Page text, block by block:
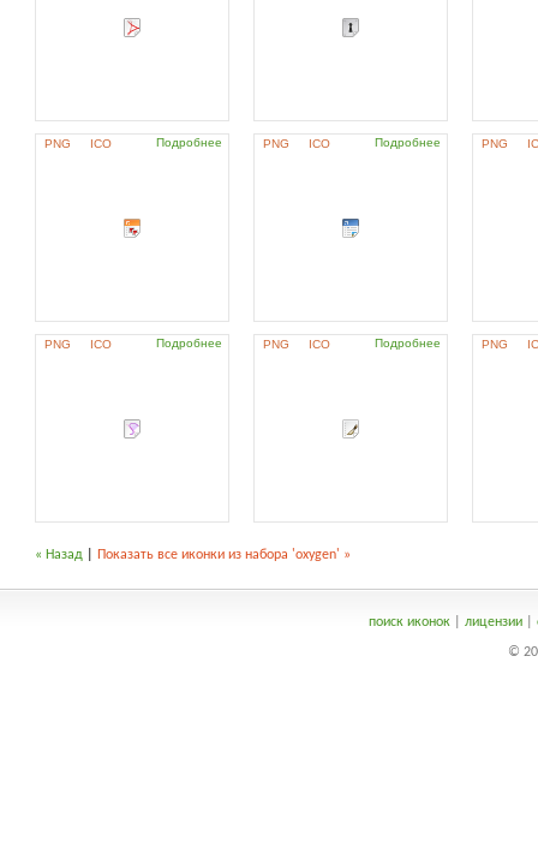
PNG ICO Подробнее PNG ICO Подробнее PNG
PNG ICO Подробнее PNG ICO Подробнее PNG
« Назад Показать все иконки из набора 'oxygen' »
поиск иконок| лицензии|
©